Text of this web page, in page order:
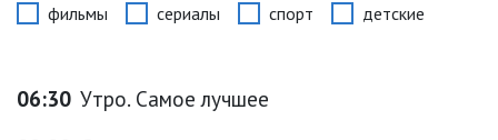
фильмы сериалы спорт детские
06:30 Утро. Самое лучшее